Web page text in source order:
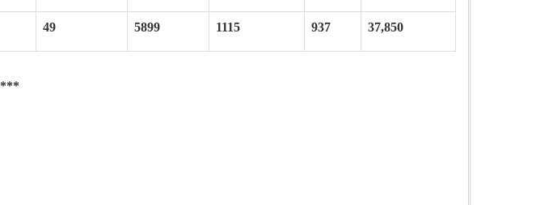
49 5899 1115 937 37,850
***